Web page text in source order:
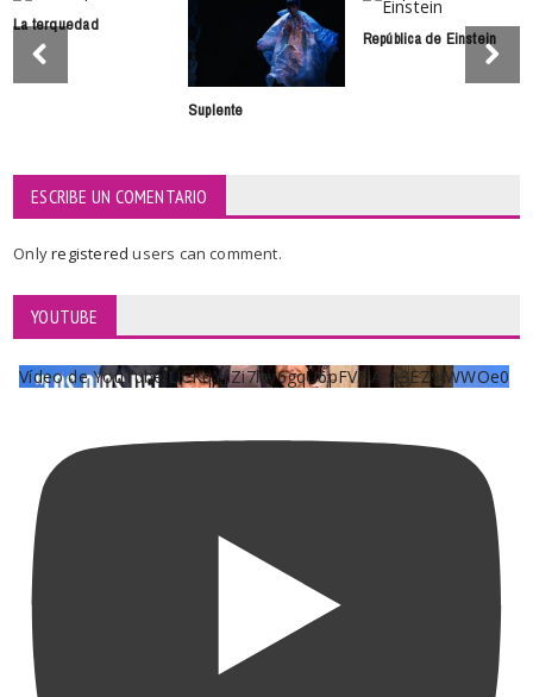
La terquedad
Suplente
República de Einstein
ESCRIBE UN COMENTARIO
Onlyregisteredusers can comment.
YOUTUBE
Vídeo de YouTube UCKqYjiZi7lzy6gqU6pFVFiA_A3EZ9JWWOe0